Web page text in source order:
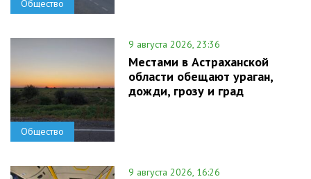
Общество
Общество
9 августа 2026, 23:36
Местами в Астраханской
области обещают ураган,
дожди, грозу и град
9 августа 2026, 16:26